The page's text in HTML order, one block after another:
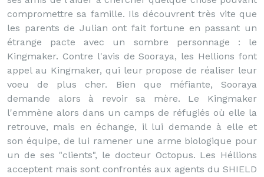
compromettre sa famille. Ils découvrent très vite que
les parents de Julian ont fait fortune en passant un
étrange pacte avec un sombre personnage : le
Kingmaker. Contre l'avis de Sooraya, les Hellions font
appel au Kingmaker, qui leur propose de réaliser leur
voeu de plus cher. Bien que méfiante, Sooraya
demande alors à revoir sa mère. Le Kingmaker
l'emmène alors dans un camps de réfugiés où elle la
retrouve, mais en échange, il lui demande à elle et
son équipe, de lui ramener une arme biologique pour
un de ses "clients", le docteur Octopus. Les Héllions
acceptent mais sont confrontés aux agents du SHIELD